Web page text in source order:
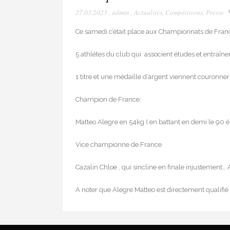
27.03.2023 , admin , Actualités, Compétitions, Presse
Ce samedi c’était place aux Championnats de
5 athlètes du club qui associent études et
1 titre et une médaille d’argent viennent
Champion de France:
Matteo Alegre en 54kg ( en battant en demi le 90
Vice championne de France
Cazalin Chloe , qui sincline en finale injustement…
A noter que Alegre Matteo est directement